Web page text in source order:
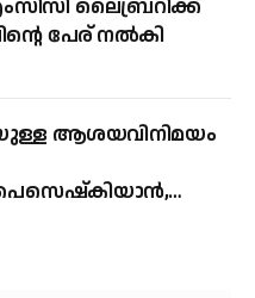
ലൈബ്രറിക്ക്
പേര് നല്‍കി
ആശയവിനിമയം
പ്രസിഡന്റ്